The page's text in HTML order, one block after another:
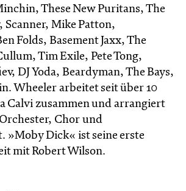
These New Puritans, The
Scanner, Mike Patton,
Folds, Basement Jaxx, The
Tim Exile, Pete Tong,
DJ Yoda, Beardyman, The Bays,
Wheeler arbeitet seit über 10
Calvi zusammen und arrangiert
Chor und
»Moby Dick« ist seine erste
mit Robert Wilson.